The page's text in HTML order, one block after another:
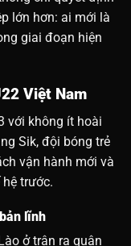
lớn hơn: ai mới là
giai đoạn hiện
Việt Nam
với không ít hoài
Sik, đội bóng trẻ
vận hành mới và
trước.
lĩnh
ở trận ra quân